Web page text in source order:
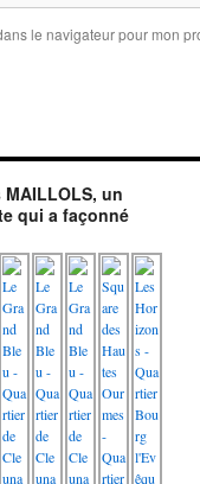
le navigateur pour mon
MAILLOLS, un
qui a façonné